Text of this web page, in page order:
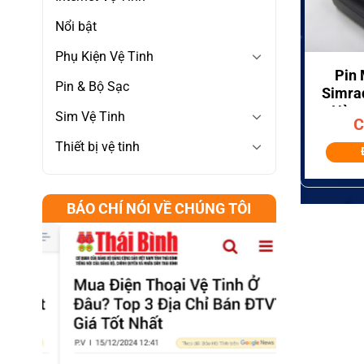
Nổi bật
Phụ Kiện Vệ Tinh
Pin & Bộ Sạc
Sim Vệ Tinh
Thiết bị vệ tinh
BÁO CHÍ NÓI VỀ CHÚNG TÔI
Pin